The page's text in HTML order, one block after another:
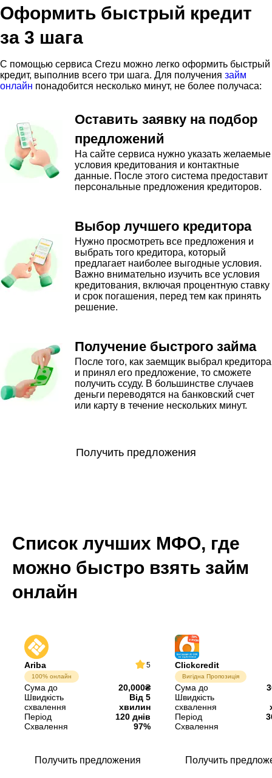
Оформить быстрый кредит
за 3 шага
С помощью сервиса Crezu можно легко оформить быстрый
кредит, выполнив всего три шага. Для получения займ
онлайн понадобится несколько минут, не более получаса:
Оставить заявку на подбор
предложений
На сайте сервиса нужно указать желаемые
условия кредитования и контактные
данные. После этого система предоставит
персональные предложения кредиторов.
Выбор лучшего кредитора
Нужно просмотреть все предложения и
выбрать того кредитора, который
предлагает наиболее выгодные условия.
Важно внимательно изучить все условия
кредитования, включая процентную ставку
и срок погашения, перед тем как принять
решение.
Получение быстрого займа
После того, как заемщик выбрал кредитора
и принял его предложение, то сможете
получить ссуду. В большинстве случаев
деньги переводятся на банковский счет
или карту в течение нескольких минут.
Получить предложения
Список лучших МФО, где
можно быстро взять займ
онлайн
Ariba 5
100% онлайн
Сума до
20,000₴
Швидкість
схвалення
Від 5
хвилин
Період
120 днів
Схвалення
97%
Получить предложения
Clickcredit
Вигідна Пропозиція
Сума до
Швидкість
схвалення
Період
Схвалення
Получить